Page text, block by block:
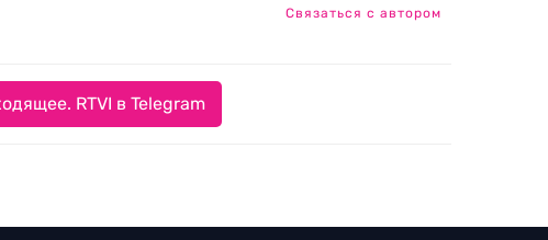
Связаться с автором
RTVI в Telegram